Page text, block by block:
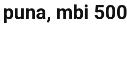
mbi 500